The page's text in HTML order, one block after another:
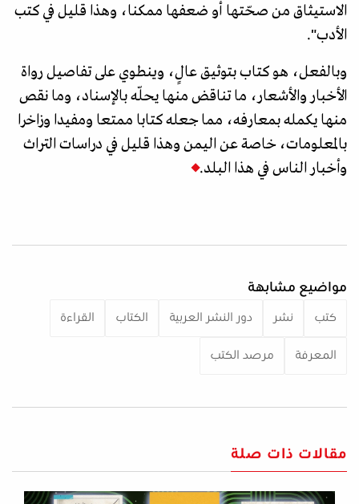
الاستيثاق من صحّتها أو ضعفها ممكنا، وهذا قليل في كتب
الأدب".
وبالفعل، هو كتاب بتوثيق عالٍ، وينطوي على تفاصيل رواة
الأخبار والأشعار، ما تناقض منها يحلّه بالإسناد، وما نقص
منها يكمله بمعارفه، مما جعله كتابا ممتعا ومفيدا وزاخرا
بالمعلومات، خاصة عن اليمن وهذا قليل في دراسات التراث
وأخبار الناس في هذا البلد.
مواضيع مشابهة
كتب نشر دور النشر العربية الكتاب القراءة
المعرفة مرصد الكتب
مقالات ذات صلة